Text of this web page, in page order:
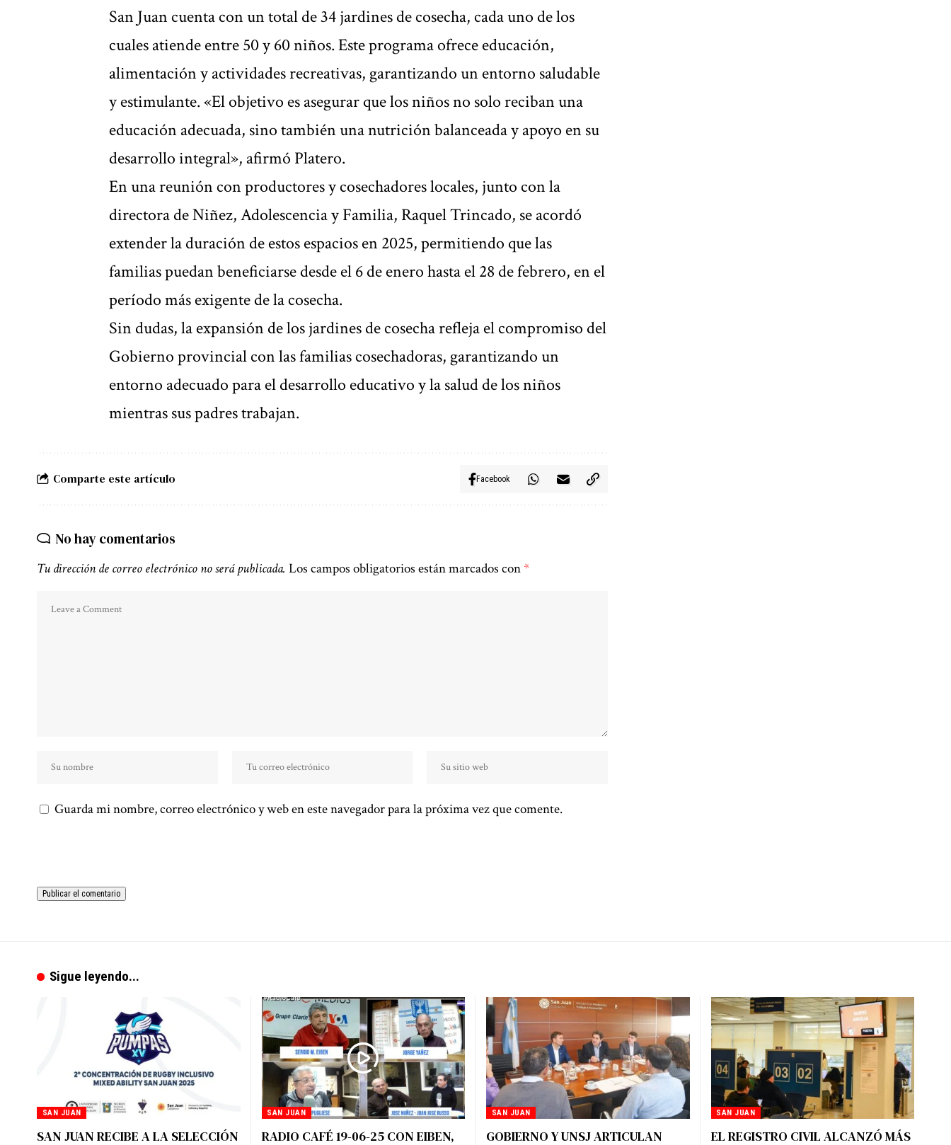
San Juan cuenta con un total de 34 jardines de cosecha, cada uno de los
cuales atiende entre 50 y 60 niños. Este programa ofrece educación,
alimentación y actividades recreativas, garantizando un entorno saludable
y estimulante. «El objetivo es asegurar que los niños no solo reciban una
educación adecuada, sino también una nutrición balanceada y apoyo en su
desarrollo integral», afirmó Platero.
En una reunión con productores y cosechadores locales, junto con la
directora de Niñez, Adolescencia y Familia, Raquel Trincado, se acordó
extender la duración de estos espacios en 2025, permitiendo que las
familias puedan beneficiarse desde el 6 de enero hasta el 28 de febrero, en el
período más exigente de la cosecha.
Sin dudas, la expansión de los jardines de cosecha refleja el compromiso del
Gobierno provincial con las familias cosechadoras, garantizando un
entorno adecuado para el desarrollo educativo y la salud de los niños
mientras sus padres trabajan.
Comparte este artículo Facebook
No hay comentarios
Tu dirección de correo electrónico no será publicada. Los campos obligatorios están marcados con*
Guarda mi nombre, correo electrónico y web en este navegador para la próxima vez que comente.
Sigue leyendo...
SAN JUAN
SAN JUAN RECIBE A LA SELECCIÓN
SAN JUAN
RADIO CAFÉ 19-06-25 CON EIBEN,
SAN JUAN
GOBIERNO Y UNSJ ARTICULAN
SAN JUAN
EL REGISTRO CIVIL ALCANZÓ MÁS